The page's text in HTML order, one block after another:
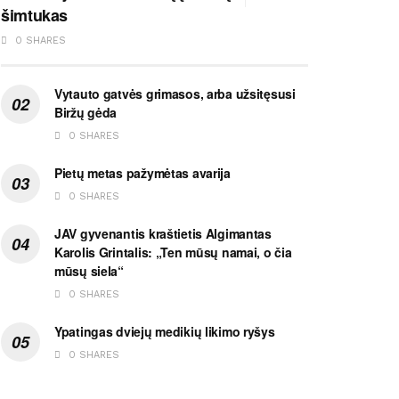
šimtukas
0 SHARES
Vytauto gatvės grimasos, arba užsitęsusi
Biržų gėda
0 SHARES
Pietų metas pažymėtas avarija
0 SHARES
JAV gyvenantis kraštietis Algimantas
Karolis Grintalis: „Ten mūsų namai, o čia
mūsų siela“
0 SHARES
Ypatingas dviejų medikių likimo ryšys
0 SHARES